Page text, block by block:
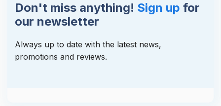
Don't miss anything! Sign up for
our newsletter
Always up to date with the latest news,
promotions and reviews.